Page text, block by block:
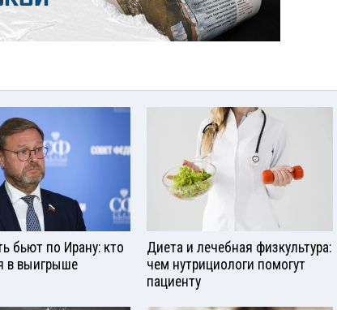
бьют по Ирану: кто
в выигрыше
Диета и лечебная физкультура:
чем нутрициологи помогут
пациенту